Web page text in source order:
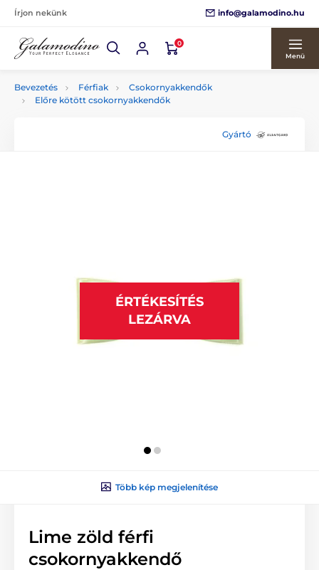
Írjon nekünk info@galamodino.hu
0
Menü
Bevezetés Férfiak
Csokornyakkendők
Előre kötött csokornyakkendők
Gyártó
ÉRTÉKESÍTÉS
LEZÁRVA
Több kép megjelenítése
Lime zöld férfi
csokornyakkendő